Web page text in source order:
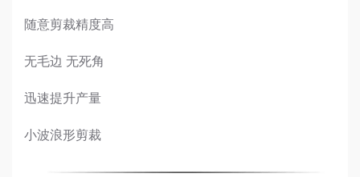
随意剪裁精度高
无毛边 无死角
迅速提升产量
小波浪形剪裁